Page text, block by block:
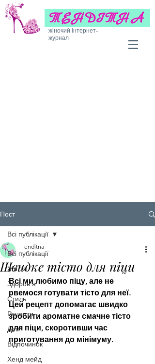
жіночий інтернет-
журнал
Пост
Всі публікації
Життя
Здоров'я
Стиль
Рецепти
Діти
Відпочинок
Хенд мейд
Всі публікації
Швидке тісто для піци
Tenditna
Всі ми любимо піцу, але не
рвемося готувати тісто для неї.
Цей рецепт допомагає швидко
зробити ароматне смачне тісто
для піци, скоротивши час
приготування до мінімуму.